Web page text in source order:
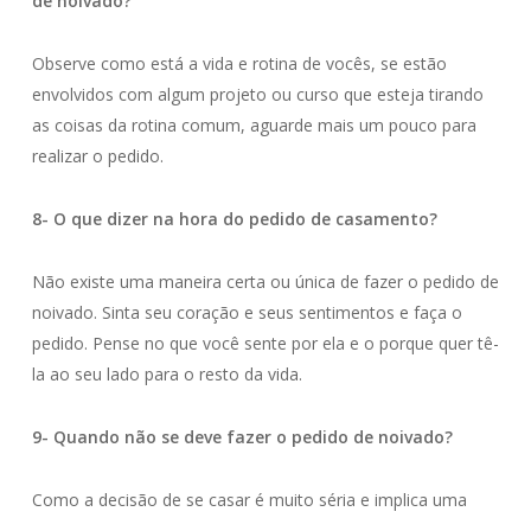
Observe como está a vida e rotina de vocês, se estão
envolvidos com algum projeto ou curso que esteja tirando
as coisas da rotina comum, aguarde mais um pouco para
realizar o pedido.
8- O que dizer na hora do pedido de casamento?
Não existe uma maneira certa ou única de fazer o pedido de
noivado. Sinta seu coração e seus sentimentos e faça o
pedido. Pense no que você sente por ela e o porque quer tê-
la ao seu lado para o resto da vida.
9- Quando não se deve fazer o pedido de noivado?
Como a decisão de se casar é muito séria e implica uma